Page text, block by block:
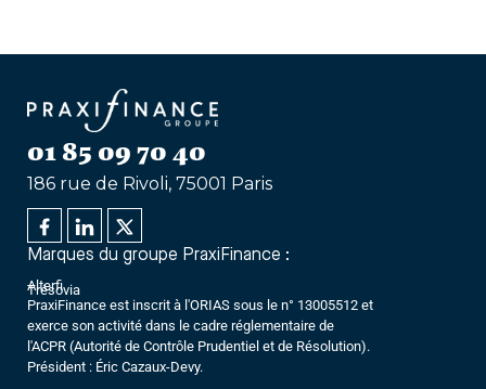
01 85 09 70 40
186 rue de Rivoli, 75001 Paris
Marques du groupe PraxiFinance :
Alterfi
Trésovia
PraxiFinance est inscrit à l'ORIAS sous le n° 13005512 et
exerce son activité dans le cadre réglementaire de
l'ACPR (Autorité de Contrôle Prudentiel et de Résolution).
Président : Éric Cazaux-Devy.